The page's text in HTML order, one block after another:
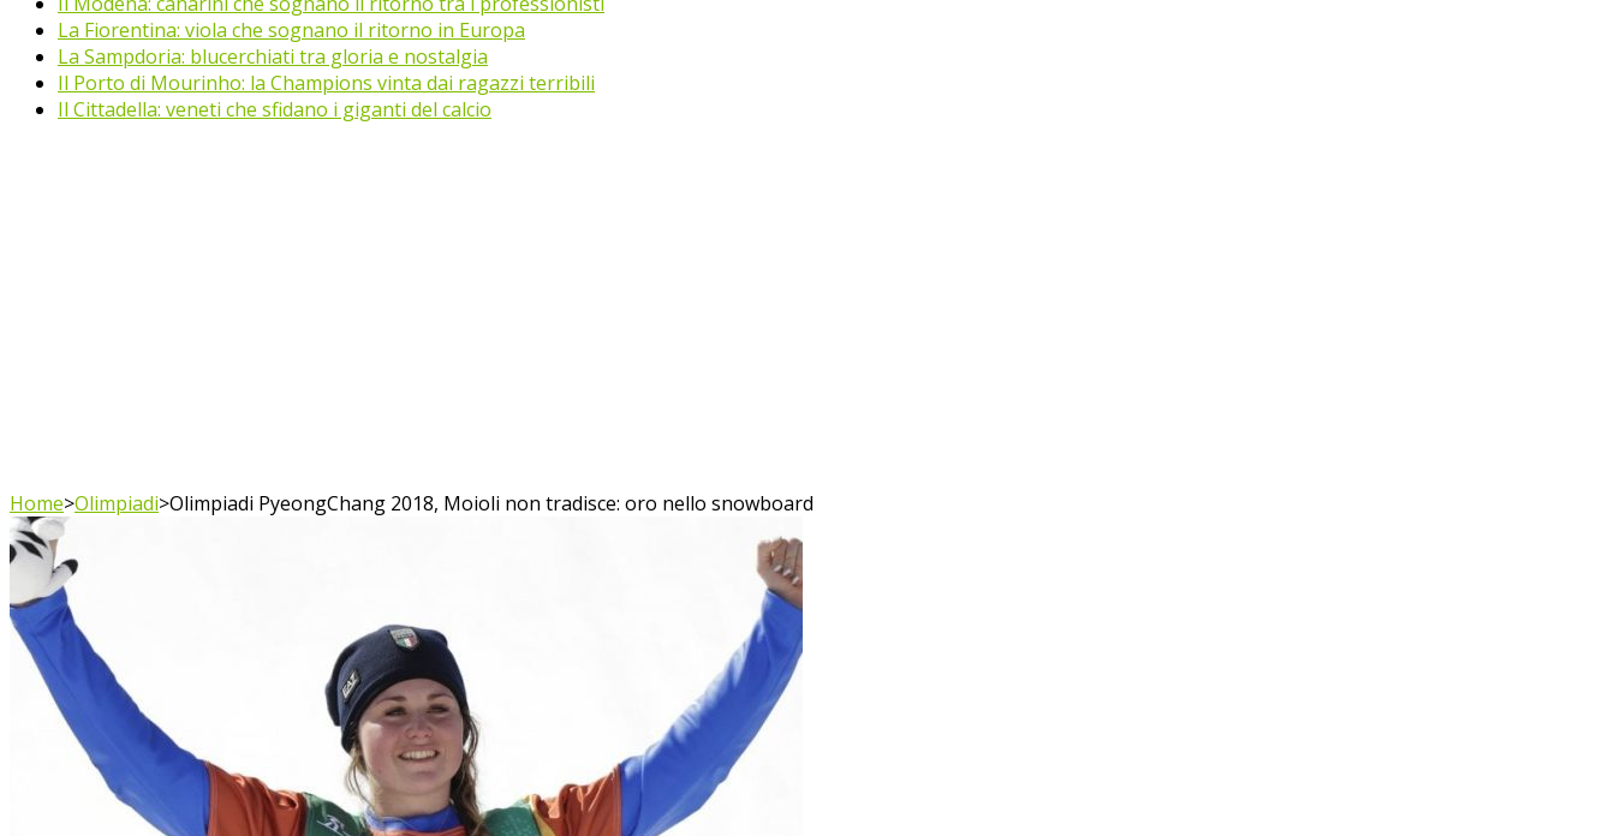
La Fiorentina: viola che sognano il ritorno in Europa
La Sampdoria: blucerchiati tra gloria e nostalgia
Il Porto di Mourinho: la Champions vinta dai ragazzi terribili
Il Cittadella: veneti che sfidano i giganti del calcio
Home>Olimpiadi>Olimpiadi PyeongChang 2018, Moioli non tradisce: oro nello snowboard